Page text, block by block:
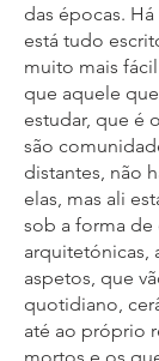
das épocas.
está tudo
muito mais
que aquele
estudar, que é
são
distantes, não
elas, mas ali
sob a forma de
arquitetónicas,
aspetos, que
quotidiano,
até ao próprio